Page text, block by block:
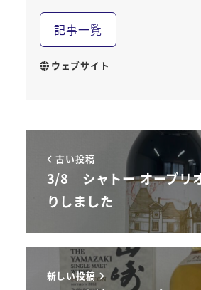
記事一覧
ウェブサイト
古い投稿
3/8 シャトー オーブリ
りしました
新しい投稿